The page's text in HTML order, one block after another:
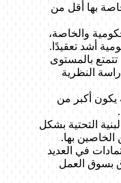
بها أقل من
والخاصة،
أشد تعقيدًا.
بالمستوى
النظرية
يكون أكبر من
التحتية بشكل
بها.
في العديد
بسوق العمل